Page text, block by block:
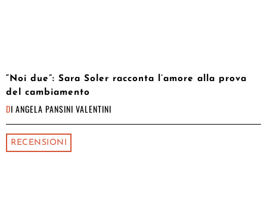
“Noi due”: Sara Soler racconta l’amore alla prova
del cambiamento
DI ANGELA PANSINI VALENTINI
RECENSIONI